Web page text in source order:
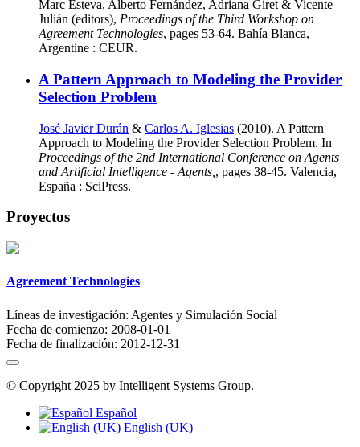
Marc Esteva, Alberto Fernández, Adriana Giret & Vicente
Julián (editors), Proceedings of the Third Workshop on
Agreement Technologies, pages 53-64. Bahía Blanca,
Argentine : CEUR.
A Pattern Approach to Modeling the Provider
Selection Problem
José Javier Durán & Carlos A. Iglesias (2010). A Pattern
Approach to Modeling the Provider Selection Problem. In
Proceedings of the 2nd International Conference on Agents
and Artificial Intelligence - Agents, , pages 38-45. Valencia,
España : SciPress.
Proyectos
Agreement Technologies
Líneas de investigación: Agentes y Simulación Social
Fecha de comienzo: 2008-01-01
Fecha de finalización: 2012-12-31
© Copyright 2025 by Intelligent Systems Group.
Español
English (UK)